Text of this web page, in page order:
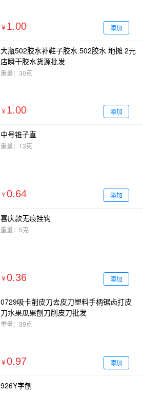
￥ 1.00 添加
大瓶502胶水补鞋子胶水 502胶水 地摊 2元
店瞬干胶水货源批发
重量：30克
￥ 1.00 添加
中号锥子直
重量：13克
￥0.64 添加
喜庆款无痕挂钩
重量：5克
￥0.36 添加
0729吸卡削皮刀去皮刀塑料手柄锯齿打皮
刀水果瓜果刨刀削皮刀批发
重量：39克
￥0.97 添加
926Y字刨